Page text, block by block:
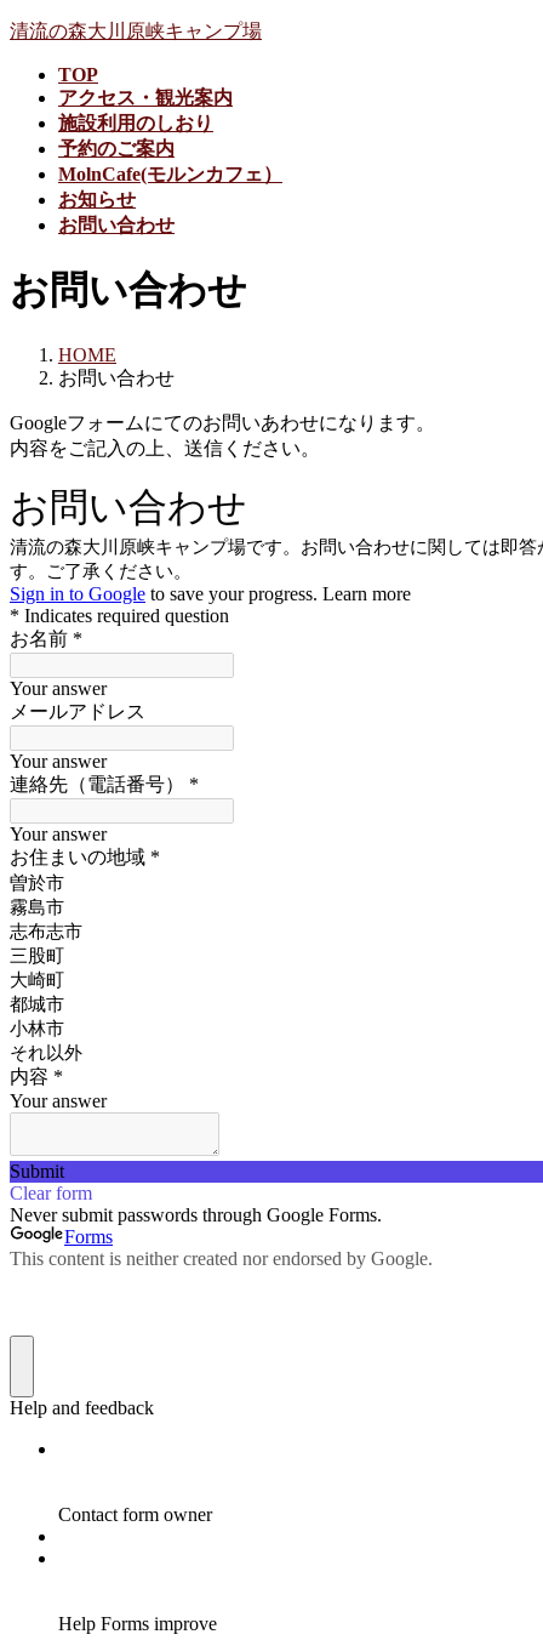
コ
ナ
清流の森大川原峡キャンプ場
TOP
アクセス・観光案内
施設利用のしおり
予約のご案内
MolnCafe(モルンカフェ）
お知らせ
お問い合わせ
お問い合わせ
HOME
お問い合わせ
Googleフォームにてのお問いあわせになります。
内容をご記入の上、送信ください。